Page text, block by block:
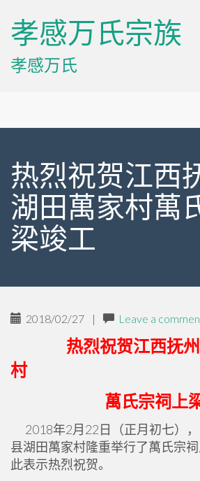
孝感万氏宗族
孝感万氏
Menu
热烈祝贺江西
湖田萬家村萬
梁竣工
2018/02/27 | Leave a
热烈祝贺江西抚州
村
萬氏宗祠上梁
2018年2月22日（正月初七）
县湖田萬家村隆重举行了萬氏宗
此表示热烈祝贺。